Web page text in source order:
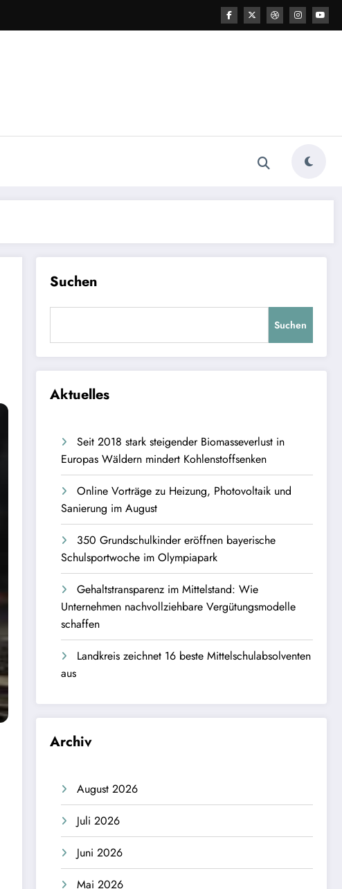
Suchen
Suchen
Aktuelles
Seit 2018 stark steigender Biomasseverlust in
Europas Wäldern mindert Kohlenstoffsenken
Online Vorträge zu Heizung, Photovoltaik und
Sanierung im August
350 Grundschulkinder eröffnen bayerische
Schulsportwoche im Olympiapark
Gehaltstransparenz im Mittelstand: Wie
Unternehmen nachvollziehbare Vergütungsmodelle
schaffen
Landkreis zeichnet 16 beste Mittelschulabsolventen
aus
Archiv
August 2026
Juli 2026
Juni 2026
Mai 2026